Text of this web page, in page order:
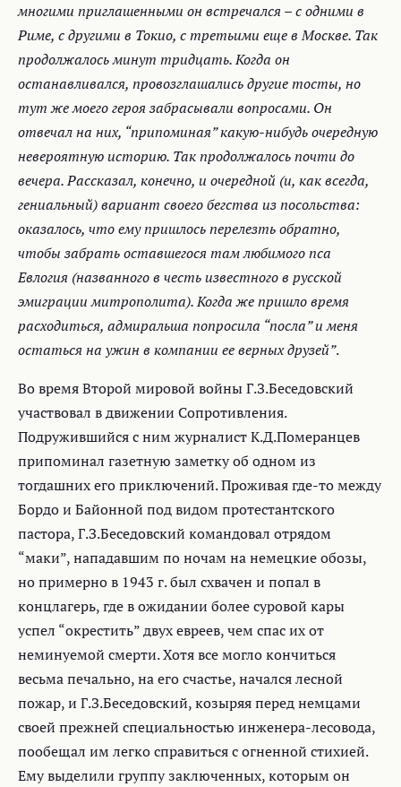
многими приглашенными он встречался – с одними в
Риме, с другими в Токио, с третьими еще в Москве. Так
продолжалось минут тридцать. Когда он
останавливался, провозглашались другие тосты, но
тут же моего героя забрасывали вопросами. Он
отвечал на них, “припоминая” какую-нибудь очередную
невероятную историю. Так продолжалось почти до
вечера. Рассказал, конечно, и очередной (и, как всегда,
гениальный) вариант своего бегства из посольства:
оказалось, что ему пришлось перелезть обратно,
чтобы забрать оставшегося там любимого пса
Евлогия (названного в честь известного в русской
эмиграции митрополита). Когда же пришло время
расходиться, адмиральша попросила “посла” и меня
остаться на ужин в компании ее верных друзей”.
Во время Второй мировой войны Г.З.Беседовский
участвовал в движении Сопротивления.
Подружившийся с ним журналист К.Д.Померанцев
припоминал газетную заметку об одном из
тогдашних его приключений. Проживая где-то между
Бордо и Байонной под видом протестантского
пастора, Г.З.Беседовский командовал отрядом
“маки”, нападавшим по ночам на немецкие обозы,
но примерно в 1943 г. был схвачен и попал в
концлагерь, где в ожидании более суровой кары
успел “окрестить” двух евреев, чем спас их от
неминуемой смерти. Хотя все могло кончиться
весьма печально, на его счастье, начался лесной
пожар, и Г.З.Беседовский, козыряя перед немцами
своей прежней специальностью инженера-лесовода,
пообещал им легко справиться с огненной стихией.
Ему выделили группу заключенных, которым он